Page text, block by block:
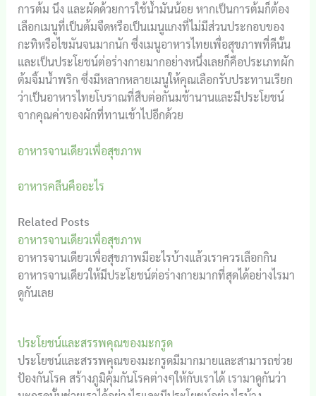
การต้ม นึง และผัดด้วยการใช้น้ำมันน้อย หากเป็นการต้มก็ต้อง
เลือกเมนูที่เป็นต้มจืดหรือเป็นเมนูแกงที่ไม่มีส่วนประกอบของ
กะทิหรือไขมันจนมากนัก ซึ่งเมนูอาหารไทยเพื่อสุขภาพที่ดีนั้น
และเป็นประโยชน์ต่อร่างกายมากอย่างหนึ่งเลยก็คือประเภทผัก
ต้มจิ้มน้ำพริก ซึ่งมีหลากหลายเมนูให้คุณเลือกรับประทานเรียก
ว่าเป็นอาหารไทยโบราณที่สืบต่อกันมช้านานและมีประโยชน์
จากคุณค่าของผักที่ทานเข้าไปอีกด้วย
อาหารจานเดียวเพื่อสุขภาพ
อาหารคลีนคืออะไร
Related Posts
อาหารจานเดียวเพื่อสุขภาพ
อาหารจานเดียวเพื่อสุขภาพมีอะไรบ้างแล้วเราควรเลือกกิน
อาหารจานเดียวให้มีประโยชน์ต่อร่างกายมากที่สุดได้อย่างไรมา
ดูกันเลย
ประโยชน์และสรรพคุณของมะกรูด
ประโยชน์และสรรพคุณของมะกรูดมีมากมายและสามารถช่วย
ป้องกันโรค สร้างภูมิคุ้มกันโรคต่างๆให้กับเราได้ เรามาดูกันว่า